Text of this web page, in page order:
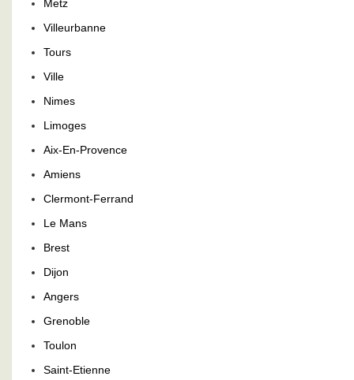
Metz
Villeurbanne
Tours
Ville
Nimes
Limoges
Aix-En-Provence
Amiens
Clermont-Ferrand
Le Mans
Brest
Dijon
Angers
Grenoble
Toulon
Saint-Etienne